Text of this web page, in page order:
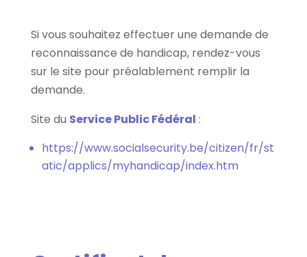
Si vous souhaitez effectuer une demande de
reconnaissance de handicap, rendez-vous
sur le site pour préalablement remplir la
demande.
Site du Service Public Fédéral :
https://www.socialsecurity.be/citizen/fr/st
atic/applics/myhandicap/index.htm